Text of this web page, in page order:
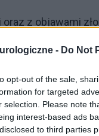
- Do Not
opt-out of the sale,
for targeted
selection. Please note
interest-based ads
to third parties
z objawami
pacjenta,